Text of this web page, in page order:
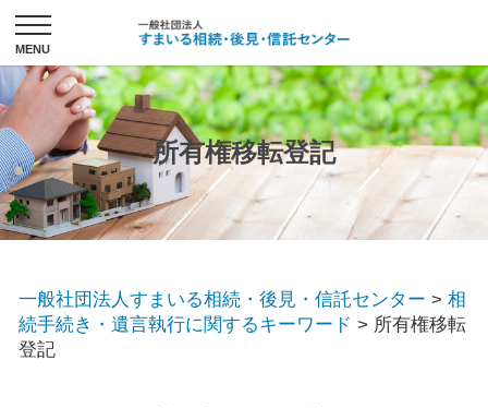
所有権移転登記
一般社団法人すまいる相続・後見・信託センター > 相
続手続き・遺言執行に関するキーワード > 所有権移転
登記